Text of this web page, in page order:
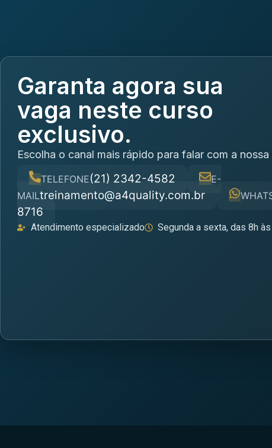
Garanta agora sua
vaga neste curso
exclusivo.
Escolha o canal mais rápido para falar com a nossa
TELEFONE(21) 2342-4582
E-
MAILtreinamento@a4quality.com.br
8716
Atendimento especializado Segunda a sexta, das 8h